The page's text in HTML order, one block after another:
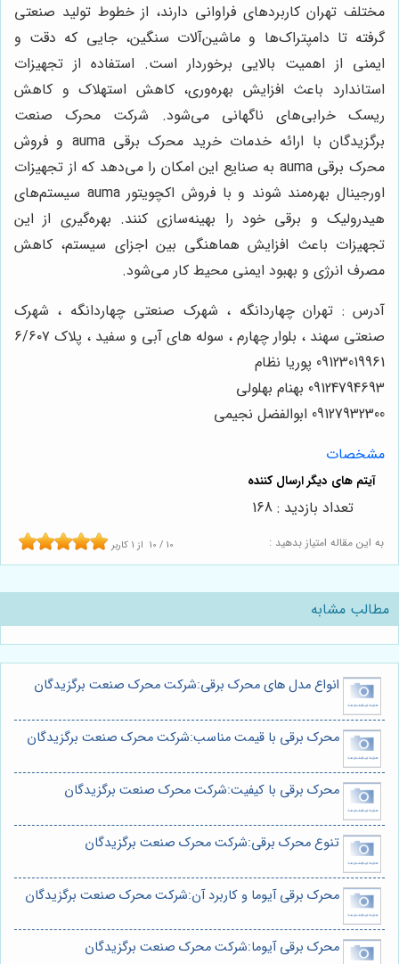
مختلف تهران کاربردهای فراوانی دارند، از خطوط تولید صنعتی
گرفته تا دامپتراک‌ها و ماشین‌آلات سنگین، جایی که دقت و
ایمنی از اهمیت بالایی برخوردار است. استفاده از تجهیزات
استاندارد باعث افزایش بهره‌وری، کاهش استهلاک و کاهش
ریسک خرابی‌های ناگهانی می‌شود. شرکت محرک صنعت
برگزیدگان با ارائه خدمات خرید محرک برقی auma و فروش
محرک برقی auma به صنایع این امکان را می‌دهد که از تجهیزات
اورجینال بهره‌مند شوند و با فروش اکچویتور auma سیستم‌های
هیدرولیک و برقی خود را بهینه‌سازی کنند. بهره‌گیری از این
تجهیزات باعث افزایش هماهنگی بین اجزای سیستم، کاهش
مصرف انرژی و بهبود ایمنی محیط کار می‌شود.
آدرس : تهران چهاردانگه ، شهرک صنعتی چهاردانگه ، شهرک
صنعتی سهند ، بلوار چهارم ، سوله های آبی و سفید ، پلاک ۶/۶۰۷
09123019961 پوریا نظام
09124794693 بهنام بهلولی
09127932300 ابوالفضل نجیمی
مشخصات
به این مقاله امتیاز بدهید : 10 / 10 از1 کاربر
تعداد بازدید : 168
مطالب مشابه
انواع مدل های محرک برقی:شرکت محرک صنعت برگزیدگان
محرک برقی با قیمت مناسب:شرکت محرک صنعت برگزیدگان
محرک برقی با کیفیت:شرکت محرک صنعت برگزیدگان
تنوع محرک برقی:شرکت محرک صنعت برگزیدگان
محرک برقی آیوما و کاربرد آن:شرکت محرک صنعت برگزیدگان
محرک برقی آیوما:شرکت محرک صنعت برگزیدگان